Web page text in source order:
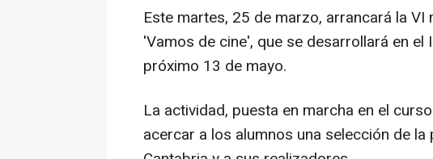
Este martes, 25 de marzo, arrancará la
'Vamos de cine', que se desarrollará en el
próximo 13 de mayo.
La actividad, puesta en marcha en el
acercar a los alumnos una selección de